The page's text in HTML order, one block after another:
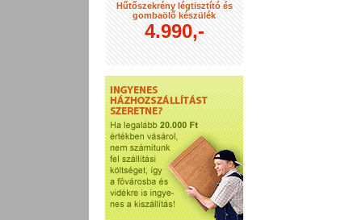
Hűtőszekrény légtisztító és
gombaölő készülék
4.990,-